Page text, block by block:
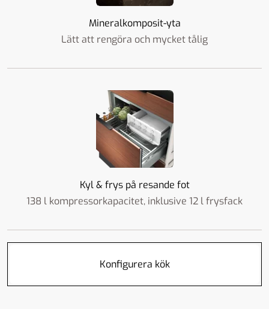
Mineralkomposit-yta
Lätt att rengöra och mycket tålig
Kyl & frys på resande fot
138 l kompressorkapacitet, inklusive 12 l frysfack
Konfigurera kök